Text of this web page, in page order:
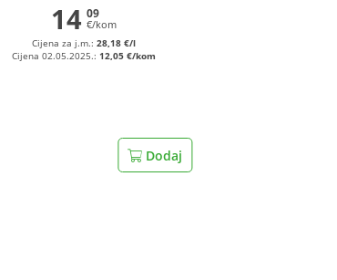
14 09
€/kom
Cijena za j.m.:28,18 €/l
Cijena 02.05.2025.:12,05 €/kom
Dodaj